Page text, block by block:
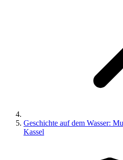
Geschichte auf dem Wasser:
Kassel